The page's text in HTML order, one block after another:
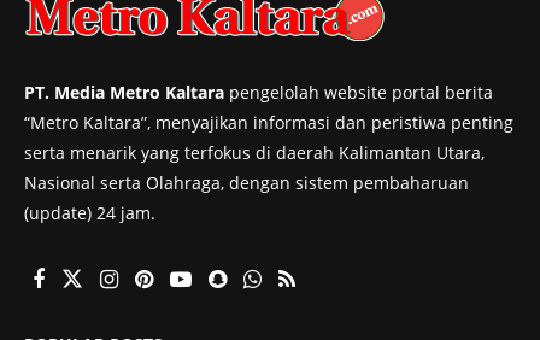
PT. Media Metro Kaltara pengelolah website portal berita
“Metro Kaltara”, menyajikan informasi dan peristiwa penting
serta menarik yang terfokus di daerah Kalimantan Utara,
Nasional serta Olahraga, dengan sistem pembaharuan
(update) 24 jam.